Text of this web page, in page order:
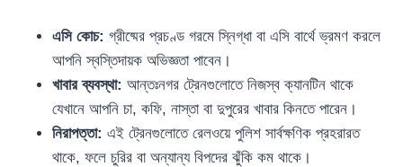
এসি কোচ: গ্রীষ্মের প্রচণ্ড গরমে স্নিগ্ধা বা এসি বার্থে ভ্রমণ করলে
আপনি স্বস্তিদায়ক অভিজ্ঞতা পাবেন।
খাবার ব্যবস্থা: আন্তঃনগর ট্রেনগুলোতে নিজস্ব ক্যানটিন থাকে
যেখানে আপনি চা, কফি, নাস্তা বা দুপুরের খাবার কিনতে পারেন।
নিরাপত্তা: এই ট্রেনগুলোতে রেলওয়ে পুলিশ সার্বক্ষণিক প্রহরারত
থাকে, ফলে চুরির বা অন্যান্য বিপদের ঝুঁকি কম থাকে।